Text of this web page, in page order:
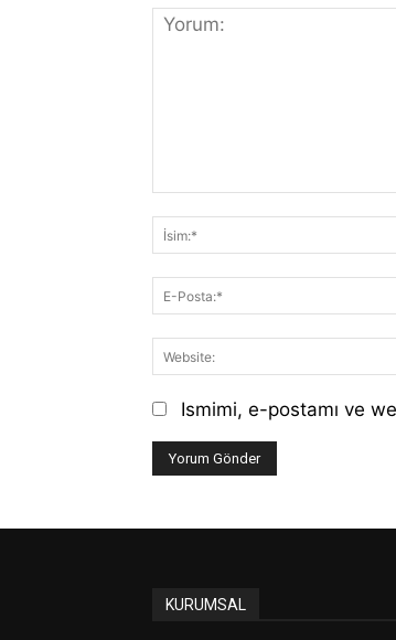
Ismimi, e-postamı ve
KURUMSAL